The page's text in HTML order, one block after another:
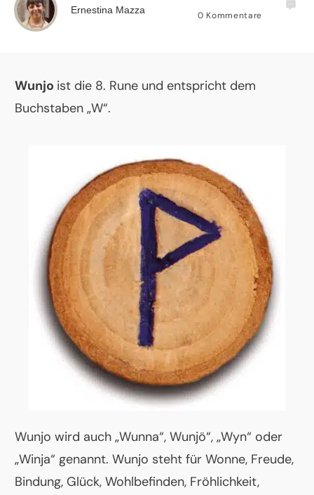
Ernestina Mazza
0 Kommentare
Wunjo ist die 8. Rune und entspricht dem
Buchstaben „W“.
Wunjo wird auch „Wunna“, Wunjö“, „Wyn“ oder
„Winja“ genannt. Wunjo steht für Wonne, Freude,
Bindung, Glück, Wohlbefinden, Fröhlichkeit,